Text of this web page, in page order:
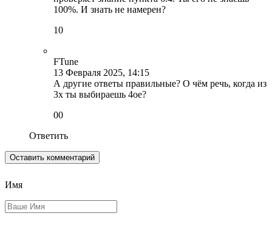
100%. И знать не намерен?
10
FTune
13 Февраля 2025, 14:15
А другие ответы правильные? О чём речь, когда из
3х ты выбираешь 4ое?
00
Ответить
Оставить комментарий
Имя